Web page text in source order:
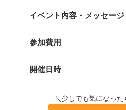
イベント内容・メッセージ
参加費用
開催日時
＼少しでも気になっ